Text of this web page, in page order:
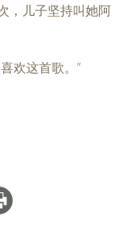
，儿子坚持叫她阿
欢这首歌。”